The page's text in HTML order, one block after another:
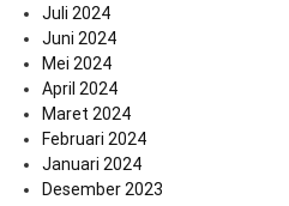
Juli 2024
Juni 2024
Mei 2024
April 2024
Maret 2024
Februari 2024
Januari 2024
Desember 2023